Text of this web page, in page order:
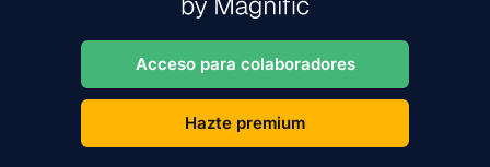
Acceso para colaboradores
Hazte premium